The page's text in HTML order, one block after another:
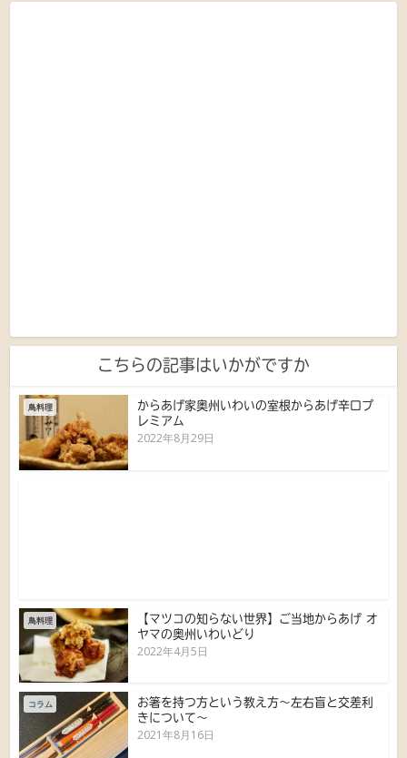
こちらの記事はいかがですか
鳥料理
からあげ家奥州いわいの室根からあげ辛口プ
レミアム
2022年8月29日
鳥料理
【マツコの知らない世界】ご当地からあげ オ
ヤマの奥州いわいどり
2022年4月5日
コラム
お箸を持つ方という教え方〜左右盲と交差利
きについて〜
2021年8月16日